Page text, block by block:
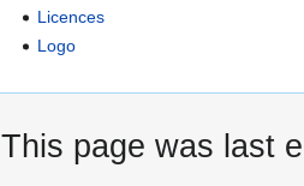
Licences
Logo
This page was last